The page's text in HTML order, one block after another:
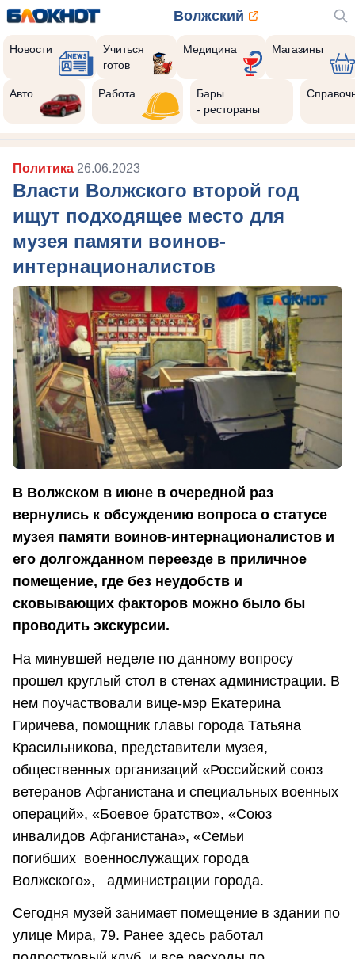
Волжский
Новости
Учиться
готов
Медицина Магазины
Авто Работа
Бары
- рестораны
Политика 26.06.2023
Власти Волжского второй год
ищут подходящее место для
музея памяти воинов-
интернационалистов
В Волжском в июне в очередной раз
вернулись к обсуждению вопроса о статусе
музея памяти воинов-интернационалистов и
его долгожданном переезде в приличное
помещение, где без неудобств и
сковывающих факторов можно было бы
проводить экскурсии.
На минувшей неделе по данному вопросу
прошел круглый стол в стенах администрации. В
нем поучаствовали вице-мэр Екатерина
Гиричева, помощник главы города Татьяна
Красильникова, представители музея,
общественных организаций «Российский союз
ветеранов Афганистана и специальных военных
операций», «Боевое братство», «Союз
инвалидов Афганистана», «Семьи
погибших военнослужащих города
Волжского», администрации города.
Сегодня музей занимает помещение в здании по
улице Мира, 79. Ранее здесь работал